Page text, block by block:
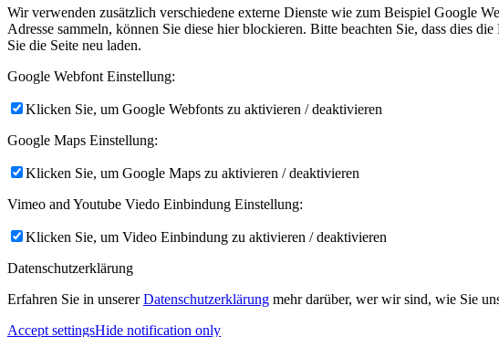
Wir verwenden zusätzlich verschiedene externe Dienste wie zum Beispiel Google
Adresse sammeln, können Sie diese hier blockieren. Bitte beachten Sie, dass dies
Sie die Seite neu laden.
Google Webfont Einstellung:
Klicken Sie, um Google Webfonts zu aktivieren / deaktivieren
Google Maps Einstellung:
Klicken Sie, um Google Maps zu aktivieren / deaktivieren
Vimeo and Youtube Viedo Einbindung Einstellung:
Klicken Sie, um Video Einbindung zu aktivieren / deaktivieren
Datenschutzerklärung
Erfahren Sie in unsererDatenschutzerklärung mehr darüber, wer wir sind, wie Sie
Accept settingsHide notification only